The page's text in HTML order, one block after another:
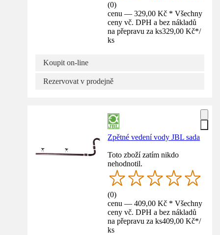
(0)
cenu — 329,00 Kč * Všechny
ceny vč. DPH a bez nákladů
na přepravu za ks329,00 Kč*/
ks
Koupit on-line
Rezervovat v prodejně
Zpětné vedení vody JBL sada
Toto zboží zatím nikdo
nehodnotil.
(0)
cenu — 409,00 Kč * Všechny
ceny vč. DPH a bez nákladů
na přepravu za ks409,00 Kč*/
ks